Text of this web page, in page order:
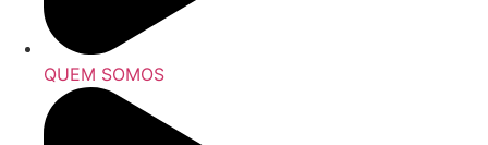
QUEM SOMOS